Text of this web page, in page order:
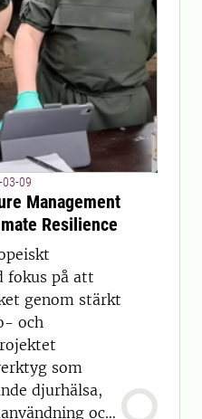
09
Management
Resilience
fokus på att
genom stärkt
och
som
djurhälsa,
och